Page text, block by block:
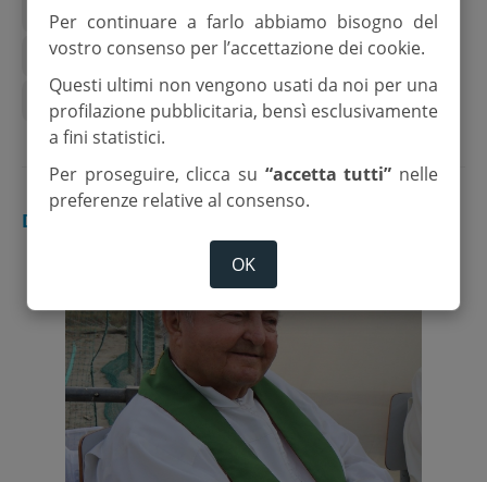
avsi diocesi di cesena-sarsina
don agostino tisselli il crocevia
Società dell'allegria
DIOCESI
Per continuare a farlo abbiamo bisogno del
vostro consenso per l’accettazione dei cookie.
Questi ultimi non vengono usati da noi per una
profilazione pubblicitaria, bensì esclusivamente
a fini statistici.
Per proseguire, clicca su “accetta tutti” nelle
preferenze relative al consenso.
OK